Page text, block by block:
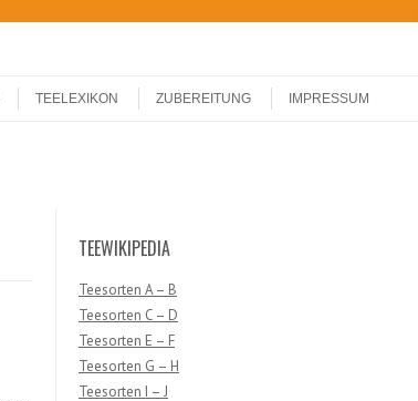
TEELEXIKON ZUBEREITUNG IMPRESSUM
TEEWIKIPEDIA
Teesorten A – B
Teesorten C – D
Teesorten E – F
Teesorten G – H
Teesorten I – J